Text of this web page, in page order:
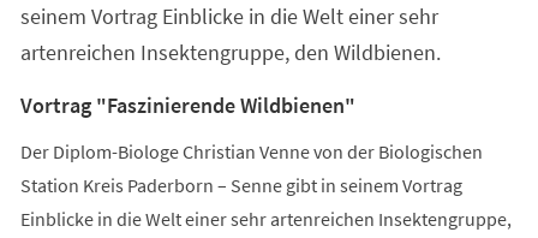
seinem Vortrag Einblicke in die Welt einer sehr
artenreichen Insektengruppe, den Wildbienen.
Vortrag "Faszinierende Wildbienen"
Der Diplom-Biologe Christian Venne von der Biologischen
Station Kreis Paderborn – Senne gibt in seinem Vortrag
Einblicke in die Welt einer sehr artenreichen Insektengruppe,